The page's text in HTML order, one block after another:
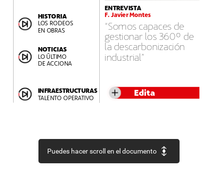
INFRAESTRUCTURAS
TALENTO OPERATIVO
HISTORIA
LOS RODEOS
EN OBRAS
NOTICIAS
LO ÚLTIMO
DEACCIONA
Edita
ENTREVISTA
F. JavierMontes
“Somos capaces de
gestionar los 360º de
la descarbonización
industrial”
Puedes hacer scroll en el documento